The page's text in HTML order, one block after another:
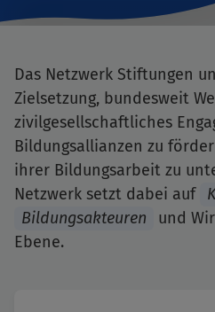
Das Netzwerk Stiftungen
Zielsetzung, bundesweit
zivilgesellschaftliches
Bildungsallianzen zu
ihrer Bildungsarbeit zu
Netzwerk setzt dabei auf
Bildungsakteuren
und
Ebene.